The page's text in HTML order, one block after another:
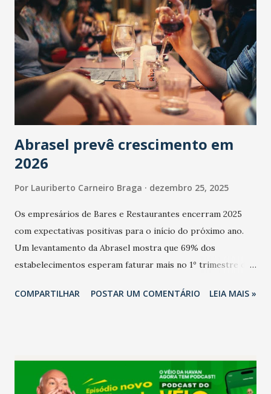
Abrasel prevê crescimento em
2026
Por Lauriberto Carneiro Braga dezembro 25, 2025
Os empresários de Bares e Restaurantes encerram 2025
com expectativas positivas para o início do próximo ano.
Um levantamento da Abrasel mostra que 69% dos
estabelecimentos esperam faturar mais no 1º trimestre de
relação ao último trimestre deste ano, 56% também
confraternizações de fim de ano e pelo pagamento do 13º
Salário para um número maior de trabalhadores, já que o
COMPARTILHAR POSTAR UM COMENTÁRIO LEIA MAIS »